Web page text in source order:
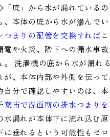
「底」から水が漏れている
、本体の底から水が滲んで
つまりの配管を交換すれば
電や火災、階下への漏水事
。 洗濯機の底から水が漏れ
が、本体内部や外側を伝っ
自分で確認しやすいのは、
葉市で洗面所の排水つまり
水漏れが本体下に流れ込む
に垂れるという可能性もゼ